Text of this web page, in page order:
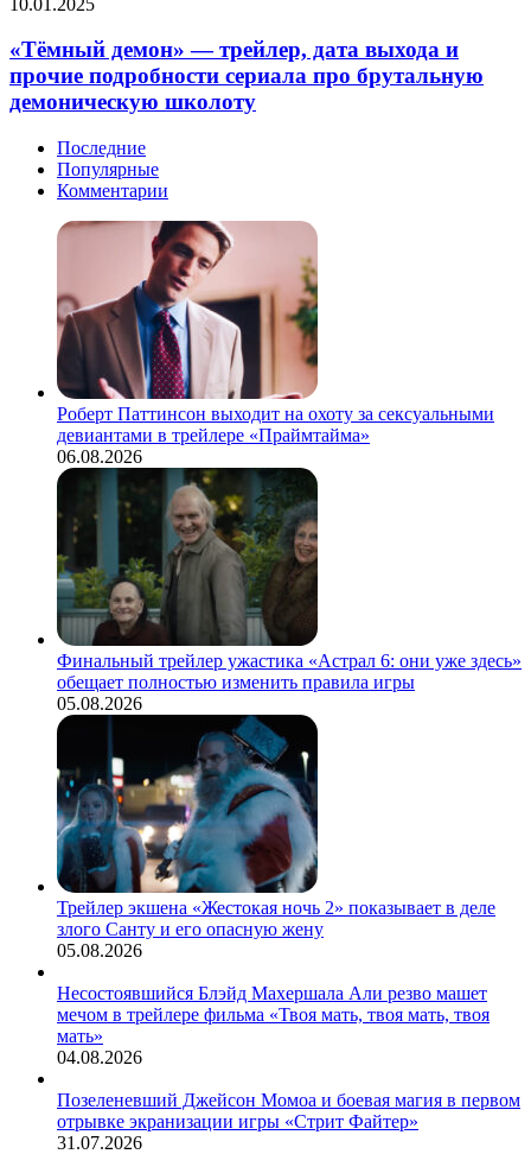
«Тёмный демон» — трейлер, дата выхода и
прочие подробности сериала про брутальную
демоническую школоту
Последние
Популярные
Комментарии
Роберт Паттинсон выходит на охоту за сексуальными
девиантами в трейлере «Праймтайма»
06.08.2026
Финальный трейлер ужастика «Астрал 6: они уже здесь»
обещает полностью изменить правила игры
05.08.2026
Трейлер экшена «Жестокая ночь 2» показывает в деле
злого Санту и его опасную жену
05.08.2026
Несостоявшийся Блэйд Махершала Али резво машет
мечом в трейлере фильма «Твоя мать, твоя мать, твоя
мать»
04.08.2026
Позеленевший Джейсон Момоа и боевая магия в первом
отрывке экранизации игры «Стрит Файтер»
31.07.2026